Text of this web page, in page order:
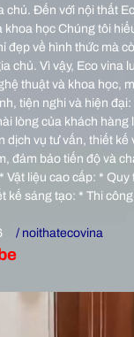
chủ. Đến với nội thất
khoa học Chúng tôi
đẹp về hình thức mà
chủ. Vì vậy, Eco vina
thuật và khoa học,
tiện nghi và hiện đại:
lòng của khách hàng
dịch vụ tư vấn, thiết kế
đảm bảo tiến độ và
Vật liệu cao cấp: *
kế sáng tạo: * Thi
/ noithatecovina